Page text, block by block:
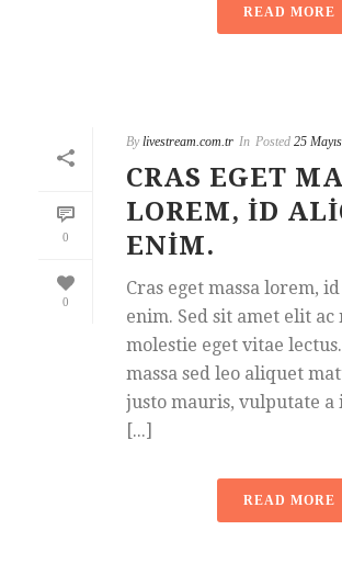
READ MORE
0
0
By livestream.com.tr In Posted 25
CRAS EGET
LOREM, ID
ENIM.
Cras eget massa lorem,
enim. Sed sit amet elit ac
molestie eget vitae
massa sed leo aliquet
justo mauris, vulputate
[...]
READ MORE